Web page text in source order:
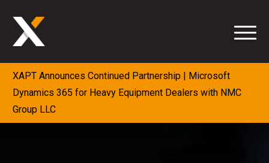
Aller
contenu
XAPT Announces Continued Partnership | Microsoft
Dynamics 365 for Heavy Equipment Dealers with NMC
Group LLC